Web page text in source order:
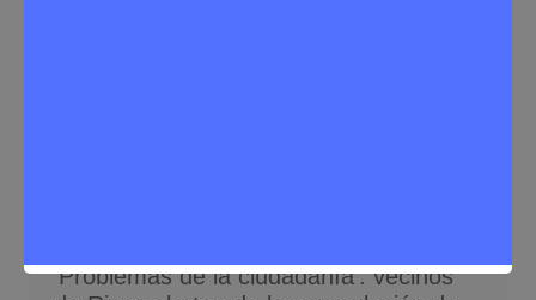
‘Problemas de la ciudadanía’: vecinos